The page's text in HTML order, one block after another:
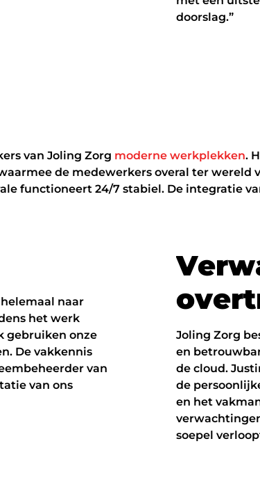
doorslag.”
van Joling Zorg moderne werkplekken.
de medewerkers overal ter wereld
functioneert 24/7 stabiel. De integratie
naar
het werk
gebruiken onze
De vakkennis
van
van ons
Verw
overt
Joling Zorg
en
de cloud.
de
en het
soepel